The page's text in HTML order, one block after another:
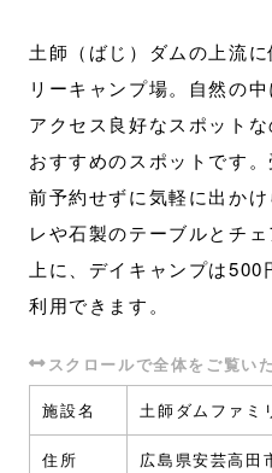
土師（ばじ）ダムの上流
リーキャンプ場。自然の
アクセス良好なスポット
おすすめのスポットです
前予約せずに気軽に出か
レや石製のテーブルとチ
上に、デイキャンプは
利用できます。
施設名 土師ダムファミ
住所 広島県安芸高田